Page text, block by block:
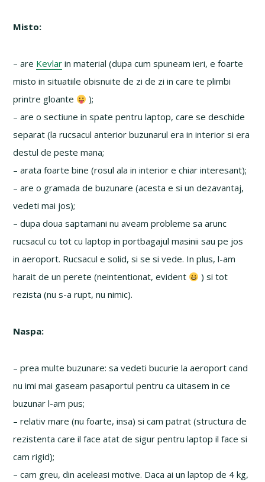
Misto:
– are Kevlar in material (dupa cum spuneam ieri, e foarte
misto in situatiile obisnuite de zi de zi in care te plimbi
printre gloante
);
– are o sectiune in spate pentru laptop, care se deschide
separat (la rucsacul anterior buzunarul era in interior si era
destul de peste mana;
– arata foarte bine (rosul ala in interior e chiar interesant);
– are o gramada de buzunare (acesta e si un dezavantaj,
vedeti mai jos);
– dupa doua saptamani nu aveam probleme sa arunc
rucsacul cu tot cu laptop in portbagajul masinii sau pe jos
in aeroport. Rucsacul e solid, si se si vede. In plus, l-am
harait de un perete (neintentionat, evident
) si tot
rezista (nu s-a rupt, nu nimic).
Naspa:
– prea multe buzunare: sa vedeti bucurie la aeroport cand
nu imi mai gaseam pasaportul pentru ca uitasem in ce
buzunar l-am pus;
– relativ mare (nu foarte, insa) si cam patrat (structura de
rezistenta care il face atat de sigur pentru laptop il face si
cam rigid);
– cam greu, din aceleasi motive. Daca ai un laptop de 4 kg,